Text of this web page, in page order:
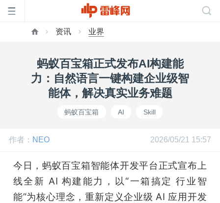
页
公
资讯 业界
蚂蚁百宝箱正式发布AI构建能
力：自然语言一键构建企业级智
能体，解决真实业务难题
蚂蚁百宝箱 AI Skill
作者： NEO 2026/05/21 15:57
今日，蚂蚁百宝箱智能体开发平台正式宣布上
线全新 AI 构建能力，以“一箱搞定 行业智
能”为核心理念，重新定义企业级 AI 应用开发